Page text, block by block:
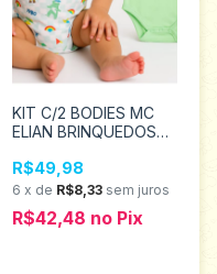
KIT C/2 BODIES MC
ELIAN BRINQUEDOS
201147
R$49,98
6 x de R$8,33 sem juros
R$42,48 no Pix